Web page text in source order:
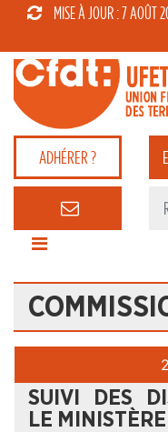
MISE À JOUR : 7 AOÛT
ADHÉRER ?
SUIVI DES
LE